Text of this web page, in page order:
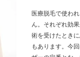
医療脱毛で使わ
ん。それぞれ効
術を受けたとき
もあります。今